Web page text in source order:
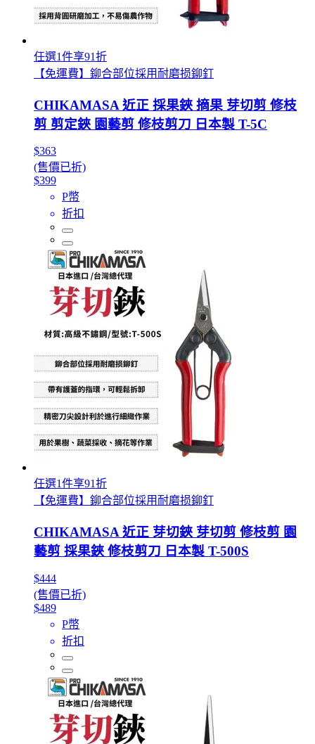
任選1件享91折
【免運費】鉚合部位採用耐磨损鉚釘
CHIKAMASA 近正 採果鋏 摘果 芽切剪 修枝
剪 剪定鋏 園藝剪 修枝剪刀 日本製 T-5C
$363
(售價已折)
$399
P幣
折扣
任選1件享91折
【免運費】鉚合部位採用耐磨损鉚釘
CHIKAMASA 近正 芽切鋏 芽切剪 修枝剪 園
藝剪 採果鋏 修枝剪刀 日本製 T-500S
$444
(售價已折)
$489
P幣
折扣